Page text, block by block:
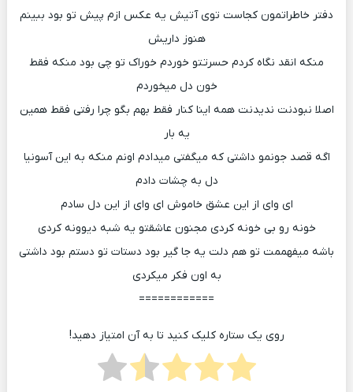
دفتر خاطراتمون کجاست توی آتیش یه عکس ازم پیش تو بود ببینم
هنوز داریش
منکه انقد نگاه کردم حسرتتو خوردم خوراک تو چی بود منکه فقط
خون دل میخوردم
اصلا نبودنت ندیدنت همه اینا کنار فقط بهم بگو چرا رفتی فقط همین
یه بار
اگه قصد جونمو داشتی که میگفتی میدادم اونم منکه به این آسونیا
دل به چشات دادم
ای وای از این عشق خاموش ای وای از این دل سادم
خونه رو بی خونه کردی مجنون عاشقتو یه شبه دیوونه کردی
باشه میفهممت تو هم دلت یه جا گیر بود دستات تو دستم بود داشتی
به اون فکر میکردی
============
روی یک ستاره کلیک کنید تا به آن امتیاز دهید!